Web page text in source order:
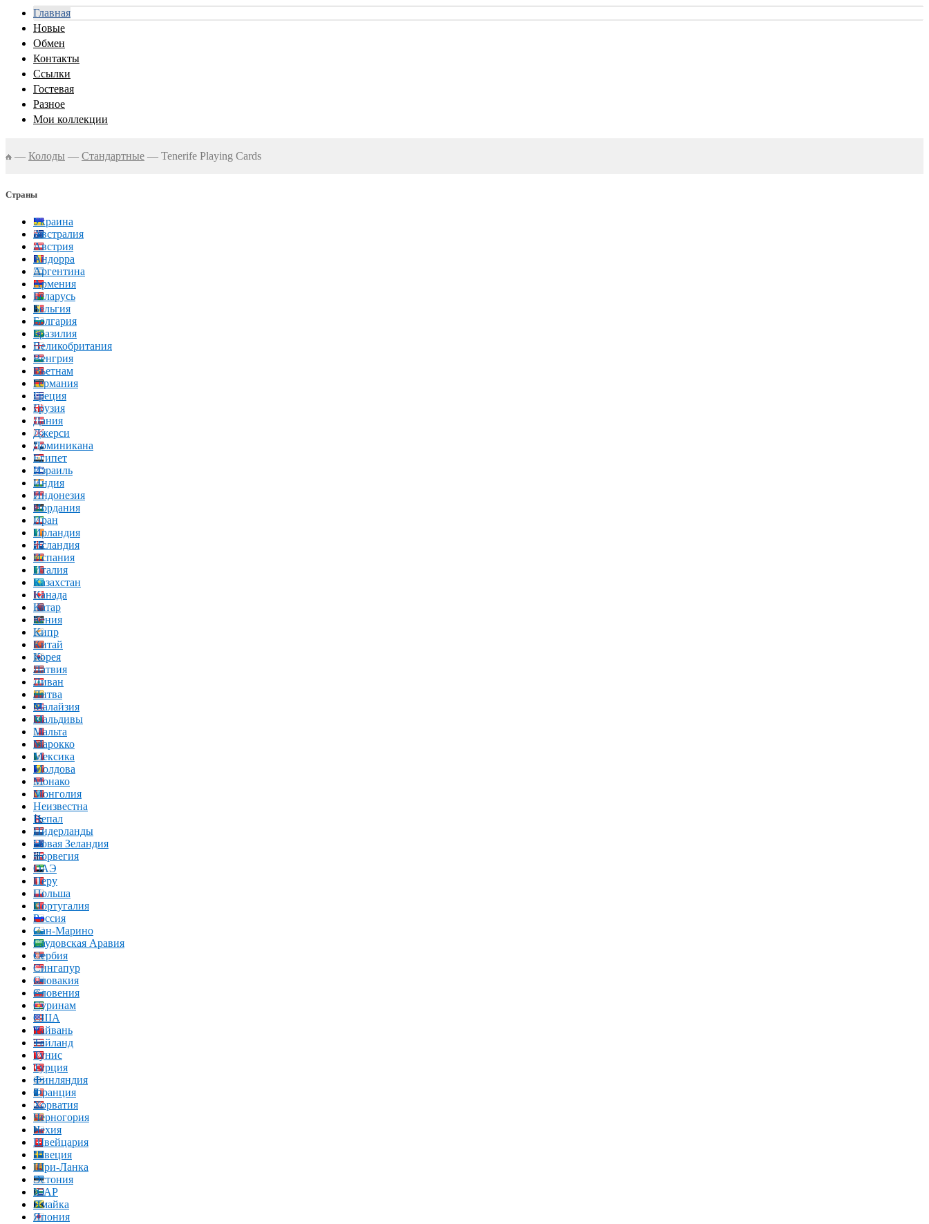
Главная
Новые
Обмен
Контакты
Ссылки
Гостевая
Разное
Мои коллекции
— Колоды — Стандартные — Tenerife Playing Cards
Страны
Украина
Австралия
Австрия
Андорра
Аргентина
Армения
Беларусь
Бельгия
Болгария
Бразилия
Великобритания
Венгрия
Вьетнам
Германия
Греция
Грузия
Дания
Джерси
Доминикана
Египет
Израиль
Индия
Индонезия
Иордания
Иран
Ирландия
Исландия
Испания
Италия
Казахстан
Канада
Катар
Кения
Кипр
Китай
Корея
Латвия
Ливан
Литва
Малайзия
Мальдивы
Мальта
Марокко
Мексика
Молдова
Монако
Монголия
Неизвестна
Непал
Нидерланды
Новая Зеландия
Норвегия
ОАЭ
Перу
Польша
Португалия
Россия
Сан-Марино
Саудовская Аравия
Сербия
Сингапур
Словакия
Словения
Суринам
США
Тайвань
Тайланд
Тунис
Турция
Финляндия
Франция
Хорватия
Черногория
Чехия
Швейцария
Швеция
Шри-Ланка
Эстония
ЮАР
Ямайка
Япония